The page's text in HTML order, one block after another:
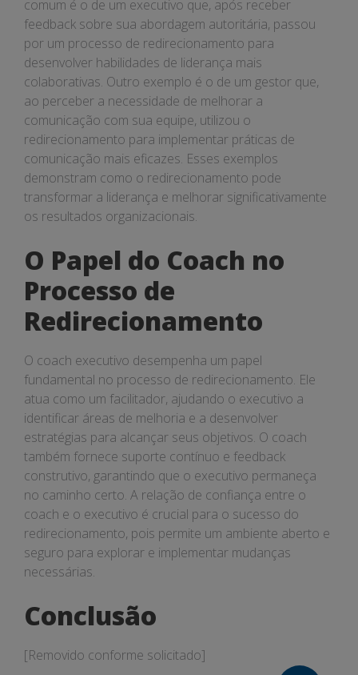
comum é o de um executivo que, após receber
feedback sobre sua abordagem autoritária, passou
por um processo de redirecionamento para
desenvolver habilidades de liderança mais
colaborativas. Outro exemplo é o de um gestor que,
ao perceber a necessidade de melhorar a
comunicação com sua equipe, utilizou o
redirecionamento para implementar práticas de
comunicação mais eficazes. Esses exemplos
demonstram como o redirecionamento pode
transformar a liderança e melhorar significativamente
os resultados organizacionais.
O Papel do Coach no
Processo de
Redirecionamento
O coach executivo desempenha um papel
fundamental no processo de redirecionamento. Ele
atua como um facilitador, ajudando o executivo a
identificar áreas de melhoria e a desenvolver
estratégias para alcançar seus objetivos. O coach
também fornece suporte contínuo e feedback
construtivo, garantindo que o executivo permaneça
no caminho certo. A relação de confiança entre o
coach e o executivo é crucial para o sucesso do
redirecionamento, pois permite um ambiente aberto e
seguro para explorar e implementar mudanças
necessárias.
Conclusão
[Removido conforme solicitado]